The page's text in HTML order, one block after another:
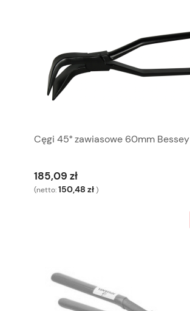
Cęgi 45° zawiasowe 60mm Bessey
185,09 zł
(netto:150,48 zł )